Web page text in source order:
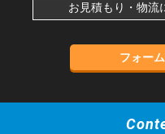
お見積もり・物流
フォー